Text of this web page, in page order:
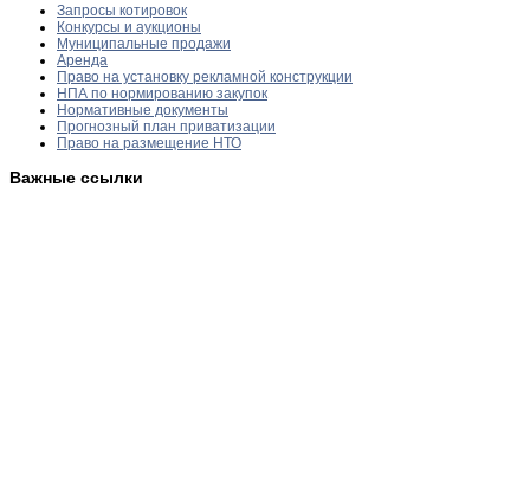
Запросы котировок
Конкурсы и аукционы
Муниципальные продажи
Аренда
Право на установку рекламной конструкции
НПА по нормированию закупок
Нормативные документы
Прогнозный план приватизации
Право на размещение НТО
Важные ссылки